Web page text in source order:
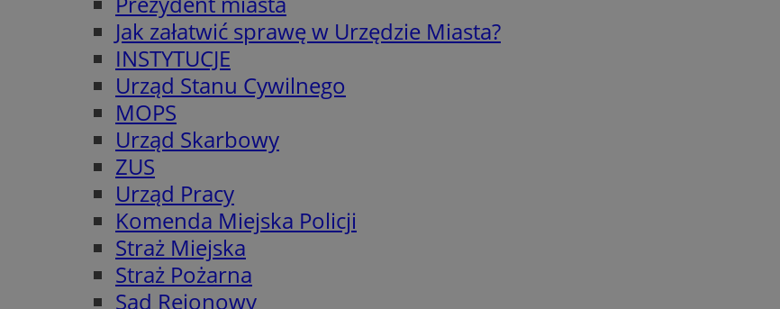
Jak załatwić sprawę w Urzędzie Miasta?
INSTYTUCJE
Urząd Stanu Cywilnego
MOPS
Urząd Skarbowy
ZUS
Urząd Pracy
Komenda Miejska Policji
Straż Miejska
Straż Pożarna
Sąd Rejonowy